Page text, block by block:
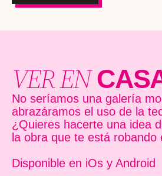
divertidas, a menudo absurdas.
VER EN
No seríamos una galería
abrazáramos el uso de la
¿Quieres hacerte una idea
la obra que te está robando
Disponible en iOs y Android